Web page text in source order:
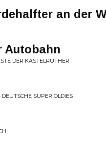
an der
Autobahn
DER KASTELRUTHER
SUPER OLDIES